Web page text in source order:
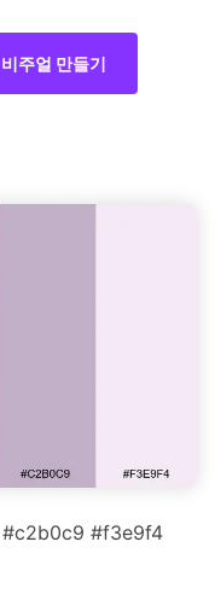
주얼 만들기
#f3e9f4